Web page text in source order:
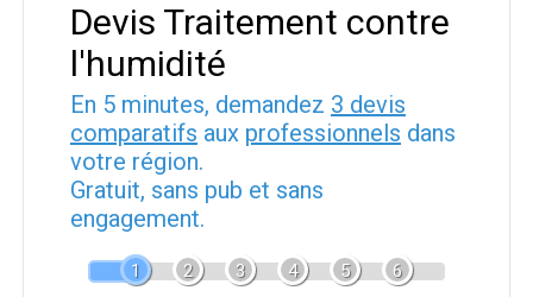
Devis Traitement contre
l'humidité
En 5 minutes, demandez 3 devis
comparatifs aux professionnels dans
votre région.
Gratuit, sans pub et sans
engagement.
1 2 3 4 5 6